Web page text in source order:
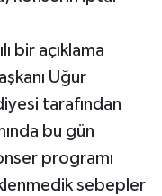
bir açıklama
Uğur
tarafından
bu gün
programı
sebepler